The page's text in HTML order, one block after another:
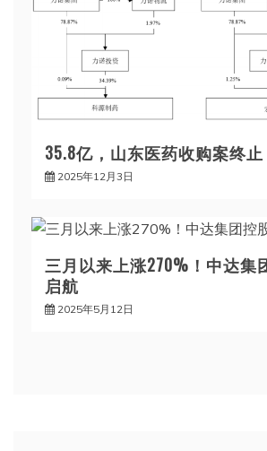
35.8亿，山东医药收购案终止
2025年12月3日
三月以来上涨270%！中达集
启航
2025年5月12日